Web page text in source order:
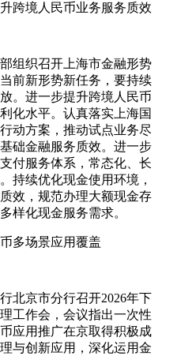
跨境人民币业务服务质效
组织召开上海市金融形势
前新形势新任务，要持续
。进一步提升跨境人民币
化水平。认真落实上海国
动方案，推动试点业务尽
础金融服务质效。进一步
付服务体系，常态化、长
持续优化现金使用环境，
效，规范办理大额现金存
样化现金服务需求。
多场景应用覆盖
北京市分行召开2026年下
工作会，会议指出一次性
应用推广在京取得积极成
与创新应用，深化运用金